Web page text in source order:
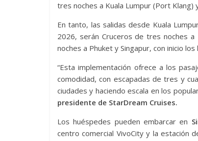
tres noches a Kuala Lumpur (Port Klang)
En tanto, las salidas desde Kuala
2026, serán Cruceros de tres noches a
noches a Phuket y Singapur, con inicio los
“Esta implementación ofrece a los
comodidad, con escapadas de tres y
ciudades y haciendo escala en los
presidente de StarDream Cruises.
Los huéspedes pueden embarcar en
centro comercial VivoCity y la estación